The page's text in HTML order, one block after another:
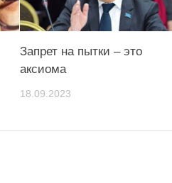
Запрет на пытки – это
аксиома
18.09.2023